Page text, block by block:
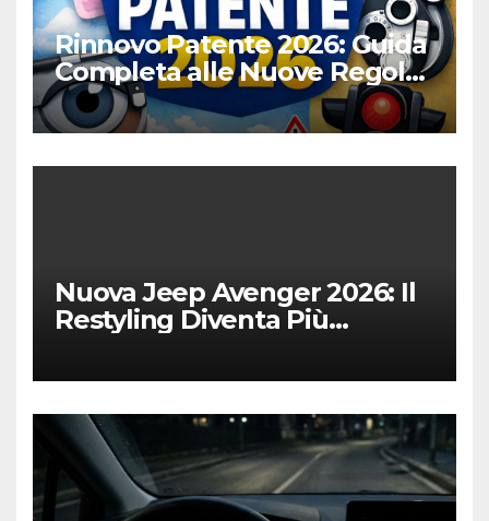
Rinnovo Patente 2026: Guida
Completa alle Nuove Regole,
Digitalizzazione e Costi
Nuova Jeep Avenger 2026: Il
Restyling Diventa Più
Fedele al DNA Off-Road